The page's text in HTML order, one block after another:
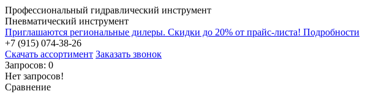
Профессиональный гидравлический инструмент
Пневматический инструмент
Приглашаются региональные дилеры. Скидки до 20% от прайс-листа! Подробности
+7 (915) 074-38-26
Скачать ассортимент Заказать звонок
Запросов: 0
Нет запросов!
Сравнение